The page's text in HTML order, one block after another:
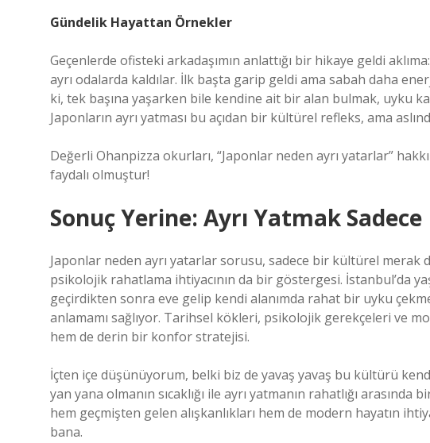
Gündelik Hayattan Örnekler
Geçenlerde ofisteki arkadaşımın anlattığı bir hikaye geldi
ayrı odalarda kaldılar. İlk başta garip geldi ama sabah daha
ki, tek başına yaşarken bile kendine ait bir alan bulmak, uyku
Japonların ayrı yatması bu açıdan bir kültürel refleks, ama
Değerli Ohanpizza okurları, “Japonlar neden ayrı yatarlar”
faydalı olmuştur!
Sonuç Yerine: Ayrı Yatmak Sadece
Japonlar neden ayrı yatarlar sorusu, sadece bir kültürel merak
psikolojik rahatlama ihtiyacının da bir göstergesi. İstanbul’da
geçirdikten sonra eve gelip kendi alanımda rahat bir uyku
anlamamı sağlıyor. Tarihsel kökleri, psikolojik gerekçeleri ve
hem de derin bir konfor stratejisi.
İçten içe düşünüyorum, belki biz de yavaş yavaş bu kültürü
yan yana olmanın sıcaklığı ile ayrı yatmanın rahatlığı
hem geçmişten gelen alışkanlıkları hem de modern hayatın
bana.